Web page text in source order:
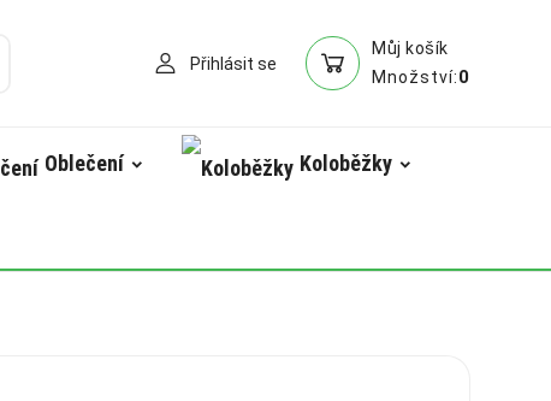
Přihlásit se
Můj košík
Množství:0
Oblečení Koloběžky